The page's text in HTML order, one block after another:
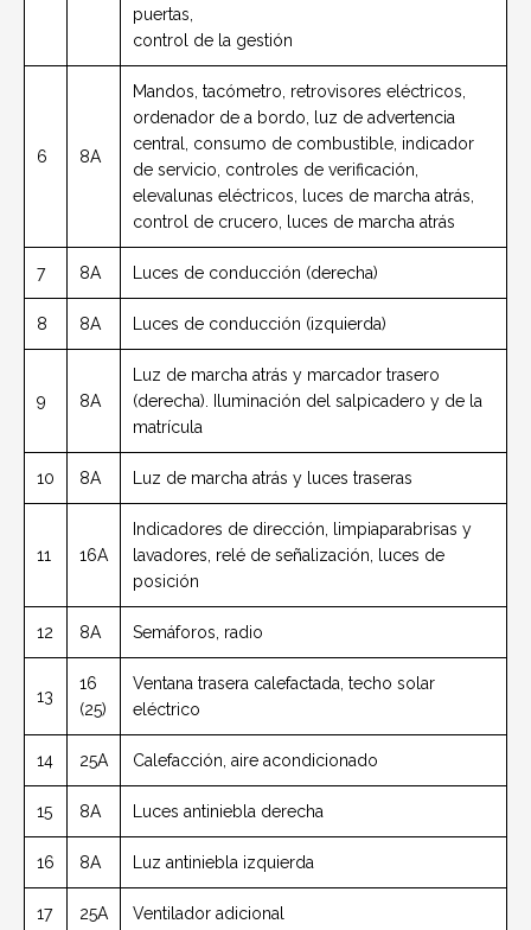
puertas,
control de la gestión
6 8A
Mandos, tacómetro, retrovisores eléctricos,
ordenador de a bordo, luz de advertencia
central, consumo de combustible, indicador
de servicio, controles de verificación,
elevalunas eléctricos, luces de marcha atrás,
control de crucero, luces de marcha atrás
7 8A Luces de conducción (derecha)
8 8A Luces de conducción (izquierda)
9 8A
Luz de marcha atrás y marcador trasero
(derecha). Iluminación del salpicadero y de la
matrícula
10 8A Luz de marcha atrás y luces traseras
11 16A
Indicadores de dirección, limpiaparabrisas y
lavadores, relé de señalización, luces de
posición
12 8A Semáforos, radio
13
16
(25)
Ventana trasera calefactada, techo solar
eléctrico
14 25A Calefacción, aire acondicionado
15 8A Luces antiniebla derecha
16 8A Luz antiniebla izquierda
17 25A Ventilador adicional